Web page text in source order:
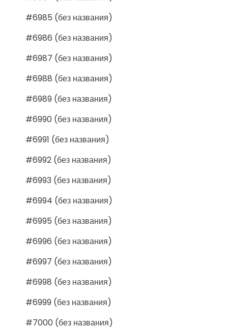
#6985 (без названия)
#6986 (без названия)
#6987 (без названия)
#6988 (без названия)
#6989 (без названия)
#6990 (без названия)
#6991 (без названия)
#6992 (без названия)
#6993 (без названия)
#6994 (без названия)
#6995 (без названия)
#6996 (без названия)
#6997 (без названия)
#6998 (без названия)
#6999 (без названия)
#7000 (без названия)